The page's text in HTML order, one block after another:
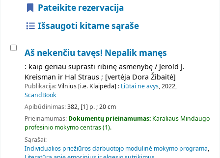
Pateikite rezervacija
Išsaugoti kitame sąraše
Aš nekenčiu tavęs! Nepalik manęs
: kaip geriau suprasti ribinę asmenybę / Jerold J.
Kreisman ir Hal Straus ; [vertėja Dora Žibaitė]
Publikacija:Vilnius [i.e. Klaipėda] : Liūtai ne avys, 2022,
ScandBook
Apibūdinimas:382, [1] p. ; 20 cm
Prieinamumas: Dokumentų prieinamumas: Karaliaus Mindaugo
profesinio mokymo centras(1).
Sąrašai:
Individualios priežiūros darbuotojo modulinė mokymo programa,